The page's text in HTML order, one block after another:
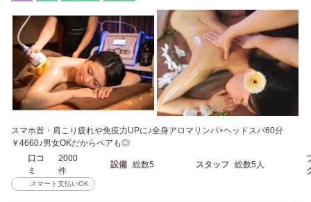
スマホ首・肩こり疲れや免疫力UPに♪全身アロマリンパ+ヘッドスパ60分
￥4660♪男女OKだからペアも◎
口コ
ミ
2000
件
設備 総数5 スタッフ 総数5人
スマート支払いOK